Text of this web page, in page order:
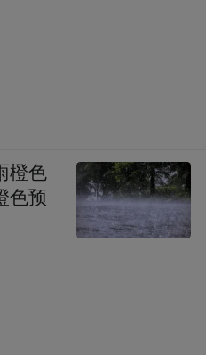
橙色
色预